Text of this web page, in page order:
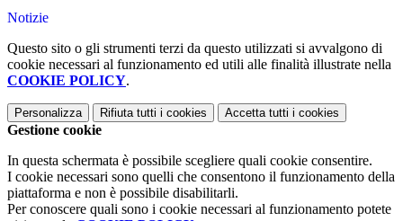
Notizie
Questo sito o gli strumenti terzi da questo utilizzati si avvalgono di
cookie necessari al funzionamento ed utili alle finalità illustrate nella
COOKIE POLICY.
Personalizza Rifiuta tutti i cookies Accetta tutti i cookies
Gestione cookie
In questa schermata è possibile scegliere quali cookie consentire.
I cookie necessari sono quelli che consentono il funzionamento della
piattaforma e non è possibile disabilitarli.
Per conoscere quali sono i cookie necessari al funzionamento potete